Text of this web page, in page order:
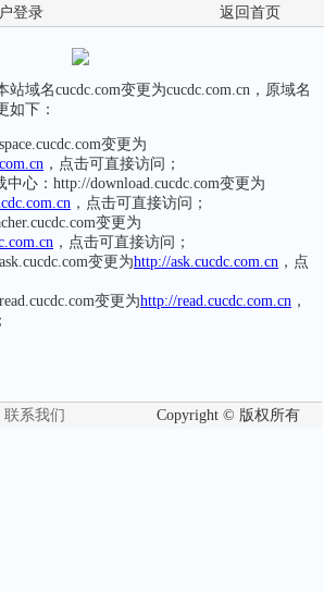
登录 返回首页
域名cucdc.com变更为cucdc.com.cn，原域名
如下：
变更为
，点击可直接访问；
心：http://download.cucdc.com变更为
，点击可直接访问；
变更为
，点击可直接访问；
变更为http://ask.cucdc.com.cn ，点
变更为http://read.cucdc.com.cn ，
联系我们 Copyright © 版权所有